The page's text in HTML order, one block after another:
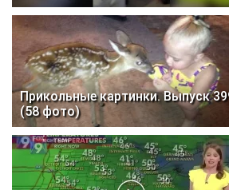
Прикольные картинки. Выпуск
(58 фото)